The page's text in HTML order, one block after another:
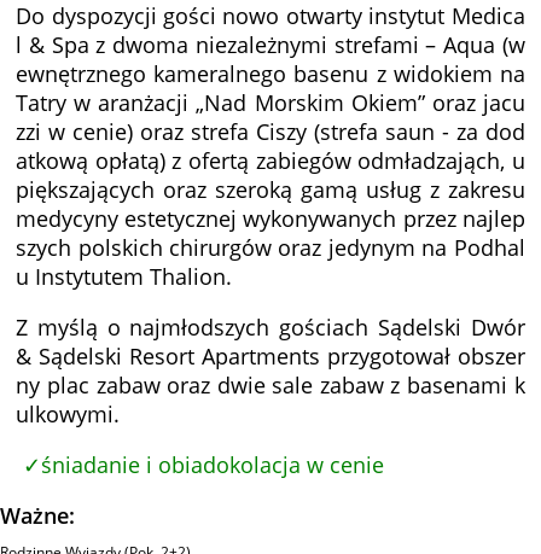
Do dyspozycji gości nowo otwarty instytut Medica
l & Spa z dwoma niezależnymi strefami – Aqua (w
ewnętrznego kameralnego basenu z widokiem na
Tatry w aranżacji „Nad Morskim Okiem” oraz jacu
zzi w cenie) oraz strefa Ciszy (strefa saun - za dod
atkową opłatą) z ofertą zabiegów odmładzająch, u
piększających oraz szeroką gamą usług z zakresu
medycyny estetycznej wykonywanych przez najlep
szych polskich chirurgów oraz jedynym na Podhal
u Instytutem Thalion.
Z myślą o najmłodszych gościach Sądelski Dwór
& Sądelski Resort Apartments przygotował obszer
ny plac zabaw oraz dwie sale zabaw z basenami k
ulkowymi.
śniadanie i obiadokolacja w cenie
Ważne: